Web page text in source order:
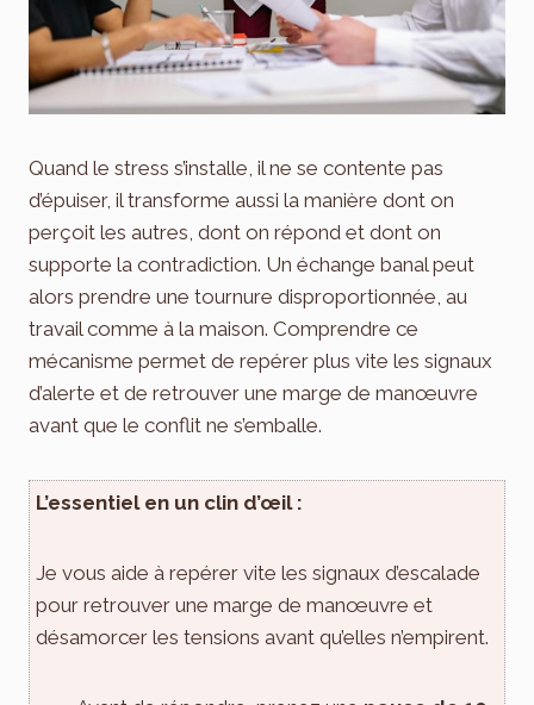
Quand le stress s’installe, il ne se contente pas
d’épuiser, il transforme aussi la manière dont on
perçoit les autres, dont on répond et dont on
supporte la contradiction. Un échange banal peut
alors prendre une tournure disproportionnée, au
travail comme à la maison. Comprendre ce
mécanisme permet de repérer plus vite les signaux
d’alerte et de retrouver une marge de manœuvre
avant que le conflit ne s’emballe.
L’essentiel en un clin d’œil :
Je vous aide à repérer vite les signaux d’escalade
pour retrouver une marge de manœuvre et
désamorcer les tensions avant qu’elles n’empirent.